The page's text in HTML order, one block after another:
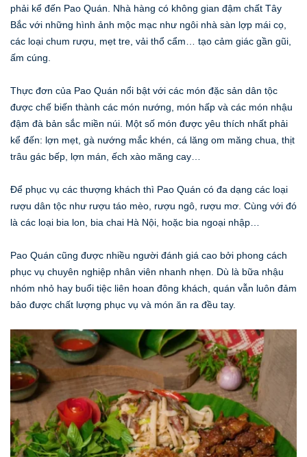
phải kể đến Pao Quán. Nhà hàng có không gian đậm chất Tây
Bắc với những hình ảnh mộc mạc như ngôi nhà sàn lợp mái cọ,
các loại chum rượu, mẹt tre, vải thổ cẩm… tạo cảm giác gần gũi,
ấm cúng.
Thực đơn của Pao Quán nổi bật với các món đặc sản dân tộc
được chế biến thành các món nướng, món hấp và các món nhậu
đậm đà bản sắc miền núi. Một số món được yêu thích nhất phải
kể đến: lợn mẹt, gà nướng mắc khén, cá lăng om măng chua, thịt
trâu gác bếp, lợn mán, ếch xào măng cay…
Để phục vụ các thượng khách thì Pao Quán có đa dạng các loại
rượu dân tộc như rượu táo mèo, rượu ngô, rượu mơ. Cùng với đó
là các loại bia lon, bia chai Hà Nội, hoặc bia ngoại nhập…
Pao Quán cũng được nhiều người đánh giá cao bởi phong cách
phục vụ chuyên nghiệp nhân viên nhanh nhẹn. Dù là bữa nhậu
nhóm nhỏ hay buổi tiệc liên hoan đông khách, quán vẫn luôn đảm
bảo được chất lượng phục vụ và món ăn ra đều tay.